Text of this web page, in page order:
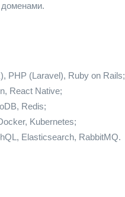
PHP (Laravel), Ruby on Rails;
React Native;
Redis;
Kubernetes;
Elasticsearch, RabbitMQ.